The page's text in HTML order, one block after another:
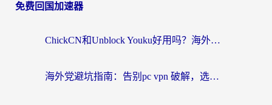
免费回国加速器
ChickCN和Unblock Youku好用吗？海外党亲测3款回国加速器，附iOS免费选择指南
海外党避坑指南：告别pc vpn 破解，选对回国加速器轻松访问国内资源